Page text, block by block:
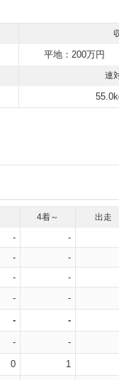
平地：200万円
連
4着～ 出走
- -
- -
- -
- -
- -
- -
0 1